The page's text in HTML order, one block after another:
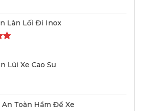
Làn Lối Đi Inox
Lùi Xe Cao Su
Toàn Hầm Để Xe